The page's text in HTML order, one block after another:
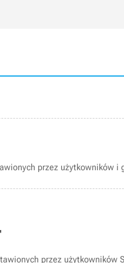
przez użytkowników i
przez użytkowników